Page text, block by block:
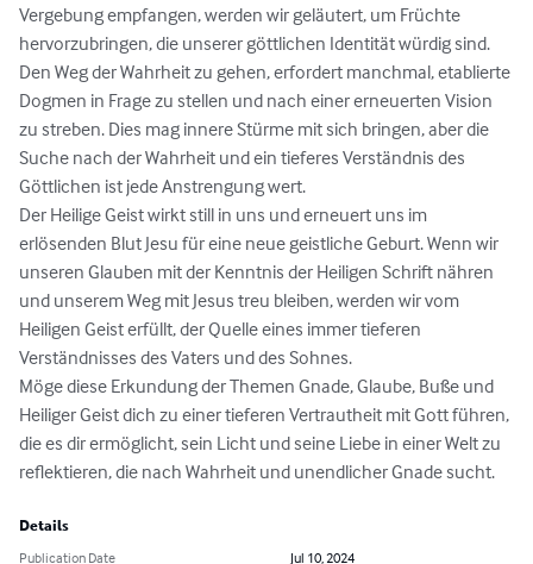
Vergebung empfangen, werden wir geläutert, um Früchte
hervorzubringen, die unserer göttlichen Identität würdig sind.
Den Weg der Wahrheit zu gehen, erfordert manchmal, etablierte
Dogmen in Frage zu stellen und nach einer erneuerten Vision
zu streben. Dies mag innere Stürme mit sich bringen, aber die
Suche nach der Wahrheit und ein tieferes Verständnis des
Göttlichen ist jede Anstrengung wert.
Der Heilige Geist wirkt still in uns und erneuert uns im
erlösenden Blut Jesu für eine neue geistliche Geburt. Wenn wir
unseren Glauben mit der Kenntnis der Heiligen Schrift nähren
und unserem Weg mit Jesus treu bleiben, werden wir vom
Heiligen Geist erfüllt, der Quelle eines immer tieferen
Verständnisses des Vaters und des Sohnes.
Möge diese Erkundung der Themen Gnade, Glaube, Buße und
Heiliger Geist dich zu einer tieferen Vertrautheit mit Gott führen,
die es dir ermöglicht, sein Licht und seine Liebe in einer Welt zu
reflektieren, die nach Wahrheit und unendlicher Gnade sucht.
Details
Publication Date
Jul 10, 2024